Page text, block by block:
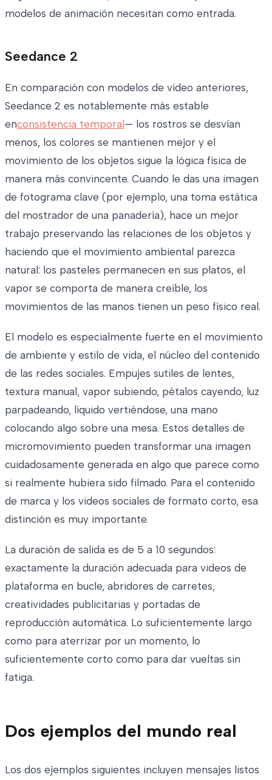
modelos de animación necesitan como entrada.
Seedance 2
En comparación con modelos de vídeo anteriores,
Seedance 2 es notablemente más estable
enconsistencia temporal— los rostros se desvían
menos, los colores se mantienen mejor y el
movimiento de los objetos sigue la lógica física de
manera más convincente. Cuando le das una imagen
de fotograma clave (por ejemplo, una toma estática
del mostrador de una panadería), hace un mejor
trabajo preservando las relaciones de los objetos y
haciendo que el movimiento ambiental parezca
natural: los pasteles permanecen en sus platos, el
vapor se comporta de manera creíble, los
movimientos de las manos tienen un peso físico real.
El modelo es especialmente fuerte en el movimiento
de ambiente y estilo de vida, el núcleo del contenido
de las redes sociales. Empujes sutiles de lentes,
textura manual, vapor subiendo, pétalos cayendo, luz
parpadeando, líquido vertiéndose, una mano
colocando algo sobre una mesa. Estos detalles de
micromovimiento pueden transformar una imagen
cuidadosamente generada en algo que parece como
si realmente hubiera sido filmado. Para el contenido
de marca y los videos sociales de formato corto, esa
distinción es muy importante.
La duración de salida es de 5 a 10 segundos:
exactamente la duración adecuada para videos de
plataforma en bucle, abridores de carretes,
creatividades publicitarias y portadas de
reproducción automática. Lo suficientemente largo
como para aterrizar por un momento, lo
suficientemente corto como para dar vueltas sin
fatiga.
Dos ejemplos del mundo real
Los dos ejemplos siguientes incluyen mensajes listos